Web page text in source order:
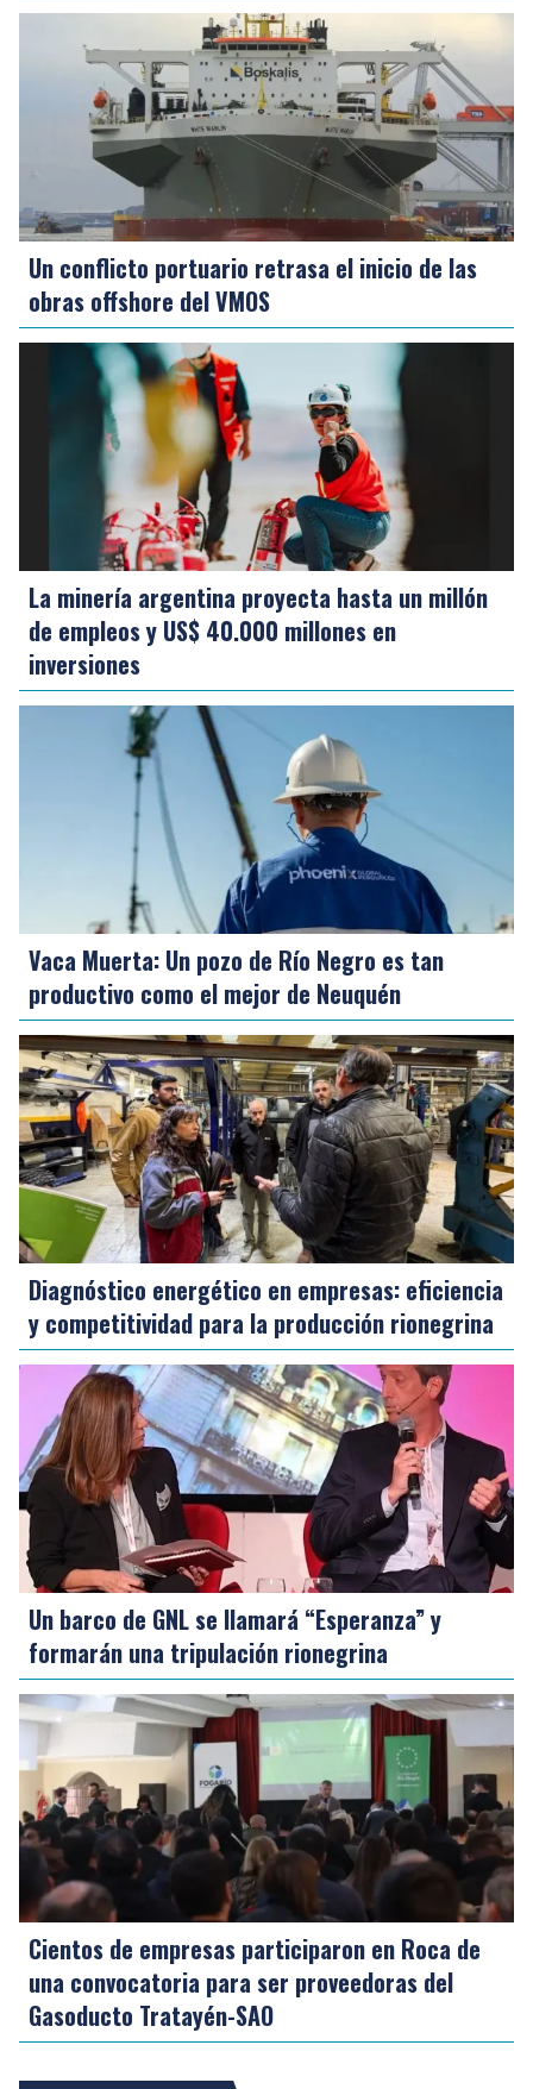
Un conflicto portuario retrasa el inicio de las
obras offshore del VMOS
La minería argentina proyecta hasta un millón
de empleos y US$ 40.000 millones en
inversiones
Vaca Muerta: Un pozo de Río Negro es tan
productivo como el mejor de Neuquén
Diagnóstico energético en empresas: eficiencia
y competitividad para la producción rionegrina
Un barco de GNL se llamará “Esperanza” y
formarán una tripulación rionegrina
Cientos de empresas participaron en Roca de
una convocatoria para ser proveedoras del
Gasoducto Tratayén-SAO